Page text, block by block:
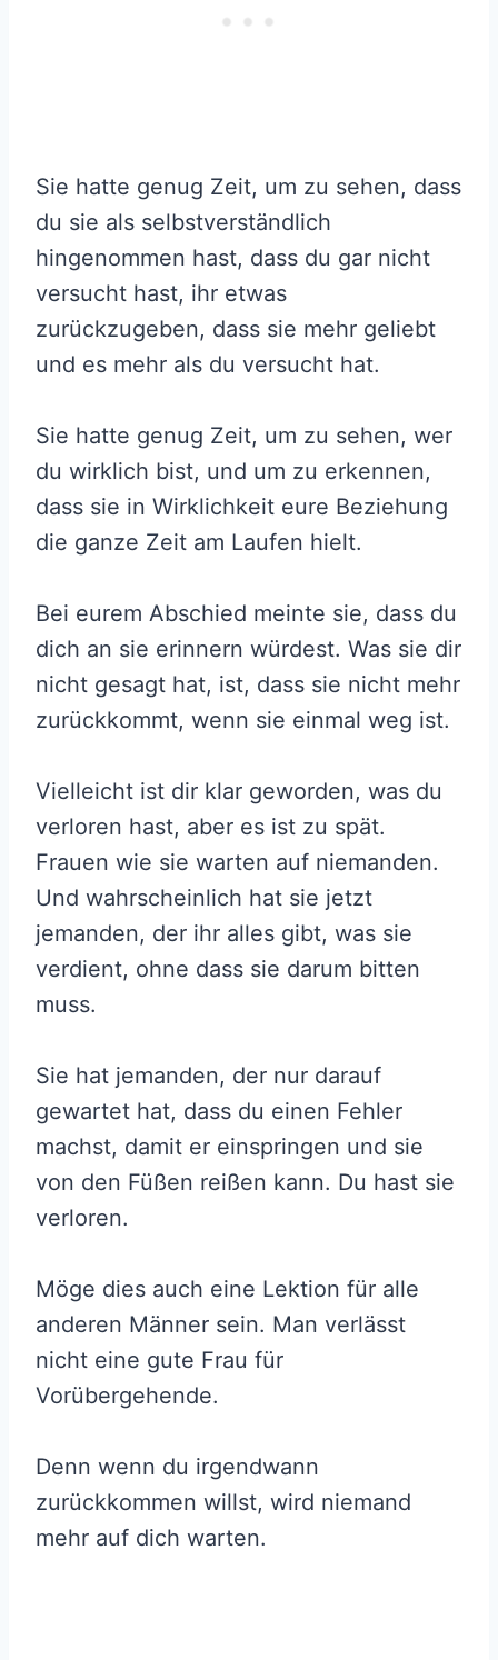
Sie hatte genug Zeit, um zu sehen, dass
du sie als selbstverständlich
hingenommen hast, dass du gar nicht
versucht hast, ihr etwas
zurückzugeben, dass sie mehr geliebt
und es mehr als du versucht hat.
Sie hatte genug Zeit, um zu sehen, wer
du wirklich bist, und um zu erkennen,
dass sie in Wirklichkeit eure Beziehung
die ganze Zeit am Laufen hielt.
Bei eurem Abschied meinte sie, dass du
dich an sie erinnern würdest. Was sie dir
nicht gesagt hat, ist, dass sie nicht mehr
zurückkommt, wenn sie einmal weg ist.
Vielleicht ist dir klar geworden, was du
verloren hast, aber es ist zu spät.
Frauen wie sie warten auf niemanden.
Und wahrscheinlich hat sie jetzt
jemanden, der ihr alles gibt, was sie
verdient, ohne dass sie darum bitten
muss.
Sie hat jemanden, der nur darauf
gewartet hat, dass du einen Fehler
machst, damit er einspringen und sie
von den Füßen reißen kann. Du hast sie
verloren.
Möge dies auch eine Lektion für alle
anderen Männer sein. Man verlässt
nicht eine gute Frau für
Vorübergehende.
Denn wenn du irgendwann
zurückkommen willst, wird niemand
mehr auf dich warten.